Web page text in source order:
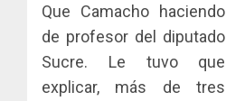
Que Camacho haciendo
de profesor del diputado
Sucre. Le tuvo que
explicar, más de tres